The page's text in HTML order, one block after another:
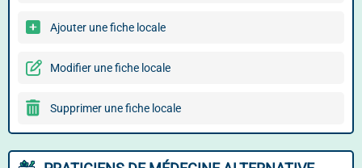
Ajouter une fiche locale
Modifier une fiche locale
Supprimer une fiche locale